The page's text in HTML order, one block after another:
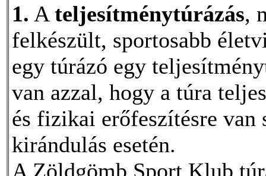
1. A teljesítménytúrázás,
felkészült, sportosabb
egy túrázó egy
van azzal, hogy a túra
és fizikai erőfeszítésre
kirándulás esetén.
A Zöldgömb Sport Klub